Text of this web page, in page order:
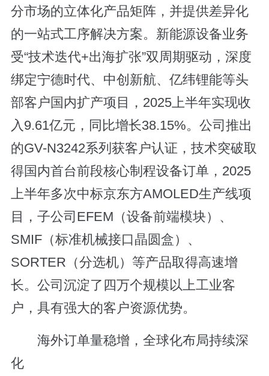
分市场的立体化产品矩阵，并提供差异化
的一站式工序解决方案。新能源设备业务
受“技术迭代+出海扩张”双周期驱动，深度
绑定宁德时代、中创新航、亿纬锂能等头
部客户国内扩产项目，2025上半年实现收
入9.61亿元，同比增长38.15%。公司推出
的GV-N3242系列获客户认证，技术突破取
得国内首台前段核心制程设备订单，2025
上半年多次中标京东方AMOLED生产线项
目，子公司EFEM（设备前端模块）、
SMIF（标准机械接口晶圆盒）、
SORTER（分选机）等产品取得高速增
长。公司沉淀了四万个规模以上工业客
户，具有强大的客户资源优势。
海外订单量稳增，全球化布局持续深
化